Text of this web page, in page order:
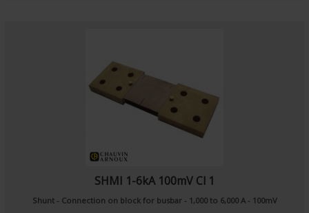
SHMI 1-6kA 100mV Cl 1
Shunt - Connection on block for busbar - 1,000 to 6,000 A - 100mV